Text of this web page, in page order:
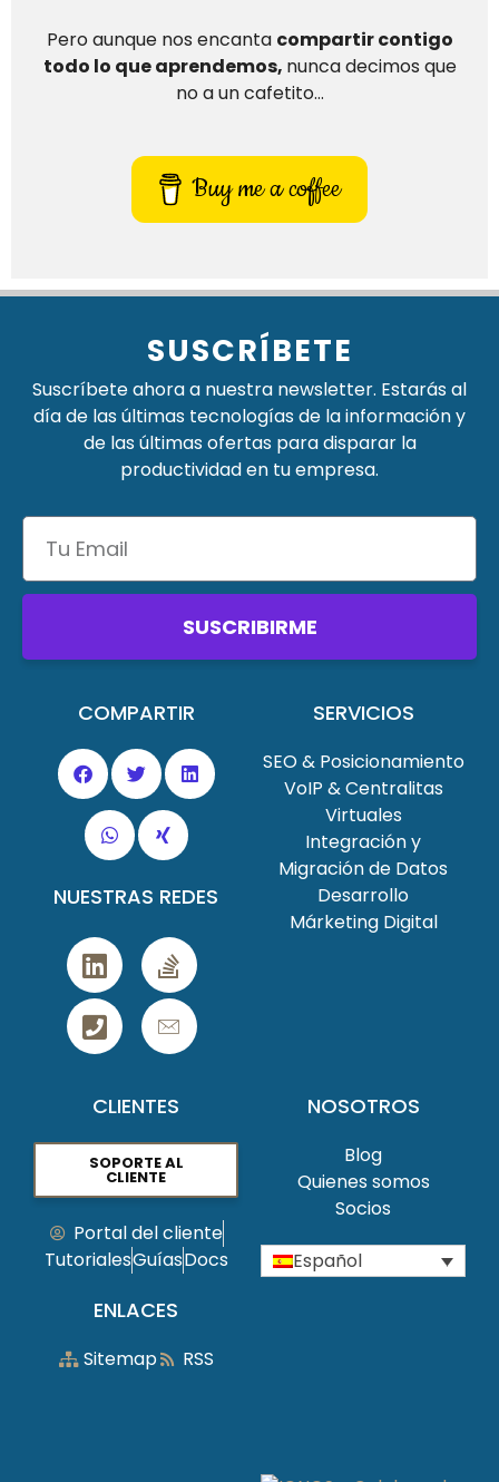
Pero aunque nos encanta compartir contigo
todo lo que aprendemos, nunca decimos que
no a un cafetito…
Buy me a coffee
SUSCRÍBETE
Suscríbete ahora a nuestra newsletter. Estarás al
día de las últimas tecnologías de la información y
de las últimas ofertas para disparar la
productividad en tu empresa.
SUSCRIBIRME
COMPARTIR
NUESTRAS REDES
SERVICIOS
SEO & Posicionamiento
VoIP & Centralitas
Virtuales
Integración y
Migración de Datos
Desarrollo
Márketing Digital
CLIENTES
SOPORTE AL
CLIENTE
Portal del cliente
TutorialesGuíasDocs
ENLACES
Sitemap RSS
NOSOTROS
Blog
Quienes somos
Socios
Español